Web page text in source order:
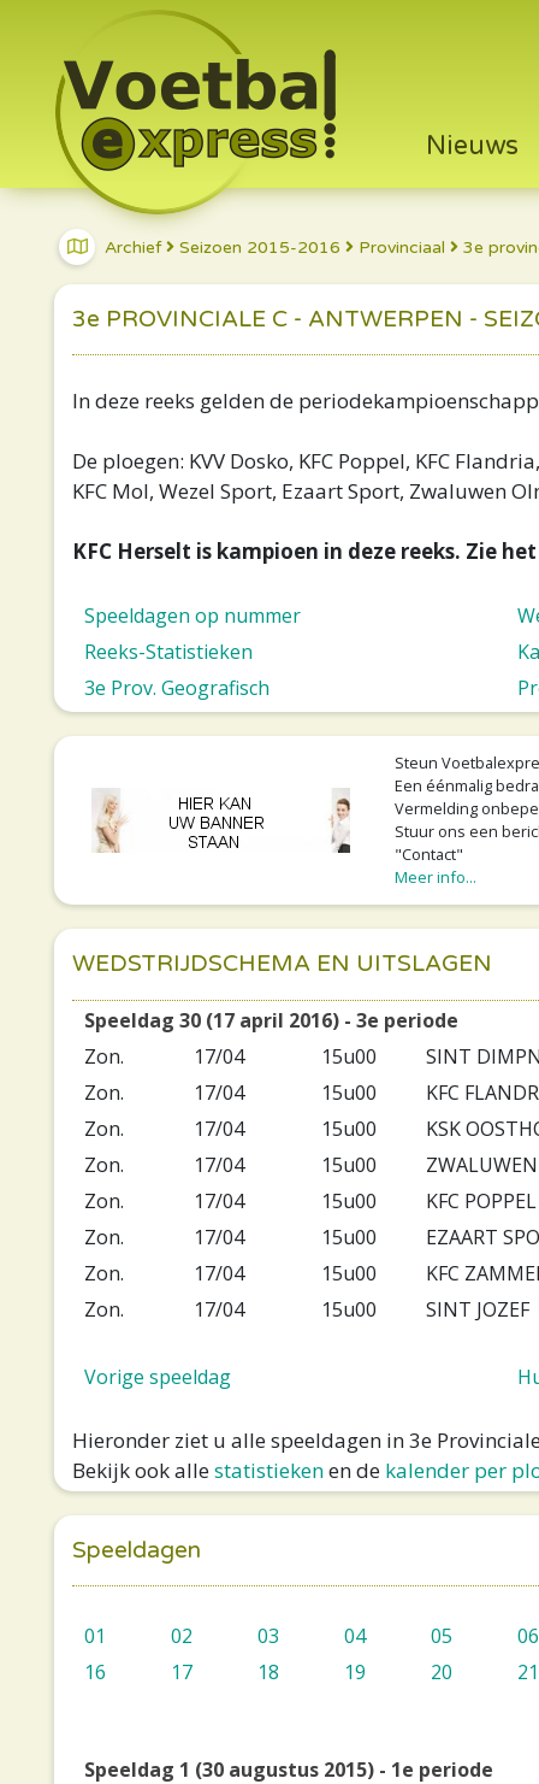
Nieuws
Archief Seizoen 2015-2016 Provinciaal 3e
3e PROVINCIALE C - ANTWERPEN -
In deze reeks gelden de
De ploegen: KVV Dosko, KFC Poppel, KFC
KFC Mol, Wezel Sport, Ezaart Sport, Zwaluwen
KFC Herselt is kampioen in deze reeks. Zie
Speeldagen op nummer
Reeks-Statistieken
3e Prov. Geografisch
Steun
Een éénmalig
Vermelding
Stuur ons een
"Contact"
Meer info...
WEDSTRIJDSCHEMA EN UITSLAGEN
Speeldag 30 (17 april 2016) - 3e periode
Zon.
17/04 15u00
SINT
Zon.
17/04 15u00
KFC
Zon.
17/04 15u00
KSK
Zon.
17/04 15u00
Zon.
17/04 15u00
KFC POPPEL
Zon.
17/04 15u00
EZAART
Zon.
17/04 15u00
KFC
Zon.
17/04 15u00 SINT JOZEF
Vorige speeldag
Hieronder ziet u alle speeldagen in 3e
Bekijk ook allestatistiekenen de kalender per
Speeldagen
01 02 03 04 05
06
16
17 18 19 20 21
Speeldag 1 (30 augustus 2015) - 1e periode